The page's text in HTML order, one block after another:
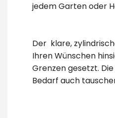
jedem Garten oder
Der klare,
Ihren Wünschen
Grenzen gesetzt.
Bedarf auch